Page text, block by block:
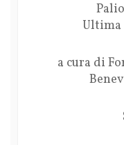
Ultima
a cura di